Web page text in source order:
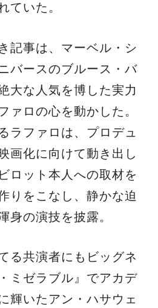
ていた。
記事は、マーベル・シ
バースのブルース・バ
大な人気を博した実力
ァロの心を動かした。
ラファロは、プロデュ
画化に向けて動き出し
ロット本人への取材を
りをこなし、静かな迫
身の演技を披露。
る共演者にもビッグネ
ミゼラブル』でアカデ
輝いたアン・ハサウェ